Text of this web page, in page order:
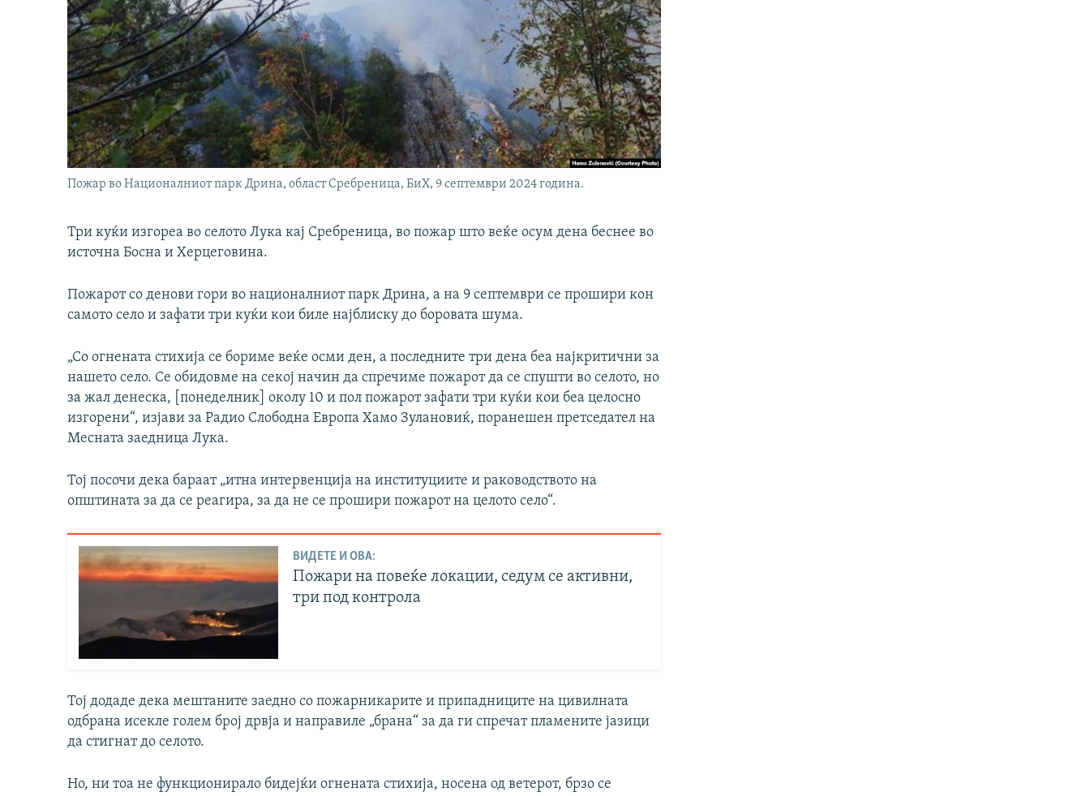
Пожар во Националниот парк Дрина, област Сребреница, БиХ, 9 септември 2024 година.
Три куќи изгореа во селото Лука кај Сребреница, во пожар што веќе осум дена беснее во
источна Босна и Херцеговина.
Пожарот со денови гори во националниот парк Дрина, а на 9 септември се прошири кон
самото село и зафати три куќи кои биле најблиску до боровата шума.
„Со огнената стихија се бориме веќе осми ден, а последните три дена беа најкритични за
нашето село. Се обидовме на секој начин да спречиме пожарот да се спушти во селото, но
за жал денеска, [понеделник] околу 10 и пол пожарот зафати три куќи кои беа целосно
изгорени“, изјави за Радио Слободна Европа Хамо Зулановиќ, поранешен претседател на
Месната заедница Лука.
Тој посочи дека бараат „итна интервенција на институциите и раководството на
општината за да се реагира, за да не се прошири пожарот на целото село“.
ВИДЕТЕ И ОВА:
Пожари на повеќе локации, седум се активни,
три под контрола
Тој додаде дека мештаните заедно со пожарникарите и припадниците на цивилната
одбрана исекле голем број дрвја и направиле „брана“ за да ги спречат пламените јазици
да стигнат до селото.
Но, ни тоа не функционирало бидејќи огнената стихија, носена од ветерот, брзо се